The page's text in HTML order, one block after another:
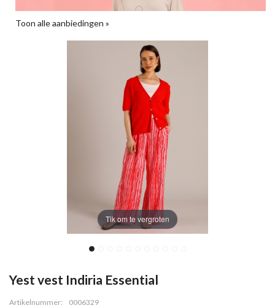
Toon alle aanbiedingen »
Tik om te vergroten
Yest vest Indiria Essential
Artikelnummer:
0006329